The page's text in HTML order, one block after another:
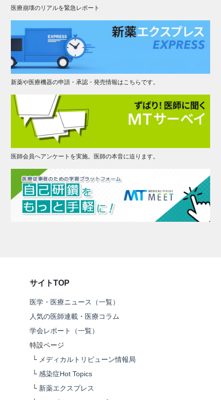
医療崩壊のリアルを緊急レポート
新薬や医療機器の申請・承認・発売情報はこちらです。
医師会員へアンケートを実施。医師の本音に迫ります。
サイトTOP
医学・医療ニュース（一覧）
人気の医師連載・医療コラム
学会レポート（一覧）
特設ページ
└ メディカルトリビューン情報局
└ 感染症Hot Topics
└ 新薬エクスプレス